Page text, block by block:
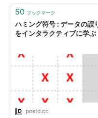
50 ブックマーク
ハミング符号 : データの誤
をインタラクティブに学ぶ
postd.cc